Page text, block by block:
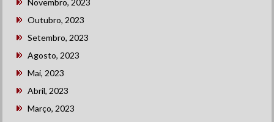
Novembro, 2023
Outubro, 2023
Setembro, 2023
Agosto, 2023
Mai, 2023
Abril, 2023
Março, 2023